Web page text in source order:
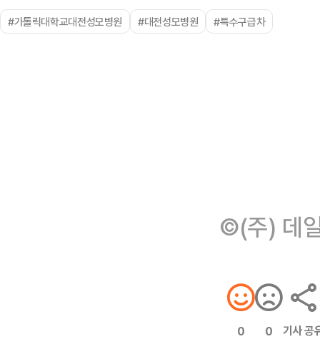
#가톨릭대학교대전성모병원 #대전성모병원 #특수구급차
©(주) 데
0 0 기사 공